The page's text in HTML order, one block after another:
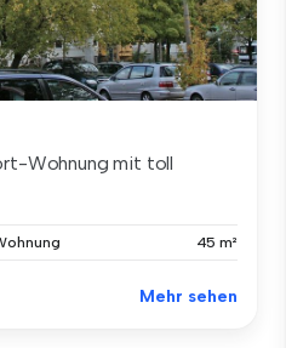
Wohnung mit toll
45 m²
Mehr sehen